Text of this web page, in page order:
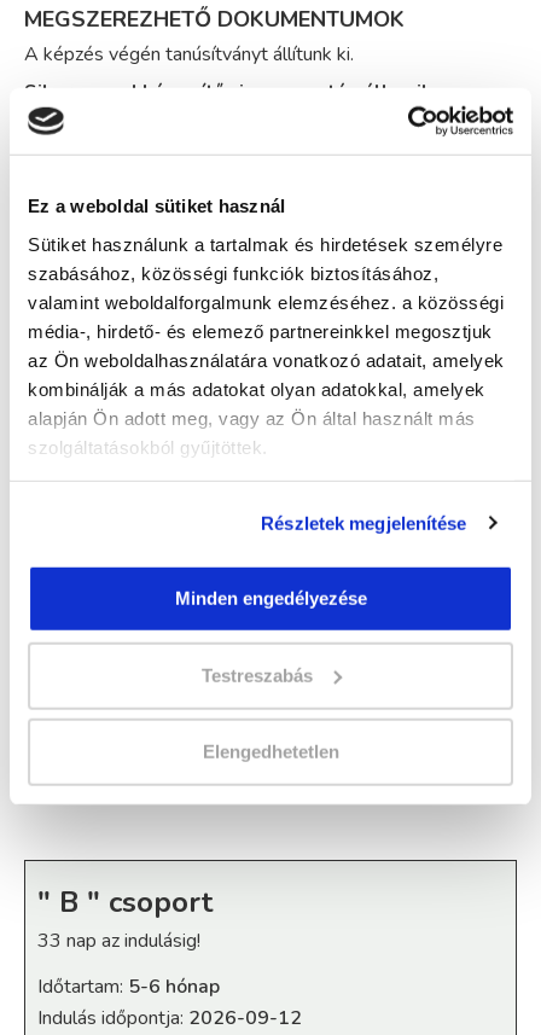
Ez a weboldal sütiket használ
Sütiket használunk a tartalmak és hirdetések személyre
szabásához, közösségi funkciók biztosításához,
valamint weboldalforgalmunk elemzéséhez. a közösségi
média-, hirdető- és elemező partnereinkkel megosztjuk
az Ön weboldalhasználatára vonatkozó adatait, amelyek
kombinálják a más adatokat olyan adatokkal, amelyek
alapján Ön adott meg, vagy az Ön által használt más
szolgáltatásokból gyűjtöttek.
Részletek megjelenítése
Minden engedélyezése
Testreszabás
Elengedhetetlen
MEGSZEREZHETŐ DOKUMENTUMOK
A képzés végén tanúsítványt állítunk ki.
Sikeres szakképesítő vizsga esetén államilag
elismert Sminkes és szempillaépítő
szakképesítést igazoló bizonyítvány.
Hogyan tudok jelentkezni a képzésre?
Hová kell elküldenem a jelentkezésemet?
Milyen bankszámlaszámra kell utalni a
képzési díjat?
Mit írjak az utalási közleménybe?
Mit tartalmaz a képzési díj?
Nem kaptam mindenre választ, kihez
Képzésszervező
Knézics Dorottya
knezics.dorottya@tanfolyam.hu
" B " csoport
33 nap az indulásig!
Időtartam: 5-6 hónap
Indulás időpontja: 2026-09-12